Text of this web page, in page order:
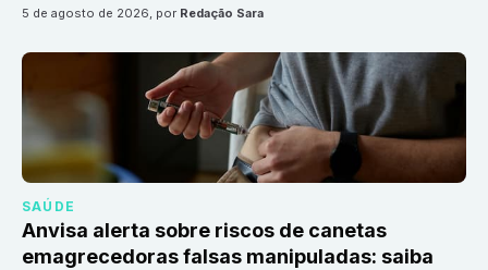
5 de agosto de 2026, por Redação Sara
SAÚDE
Anvisa alerta sobre riscos de canetas
emagrecedoras falsas manipuladas: saiba